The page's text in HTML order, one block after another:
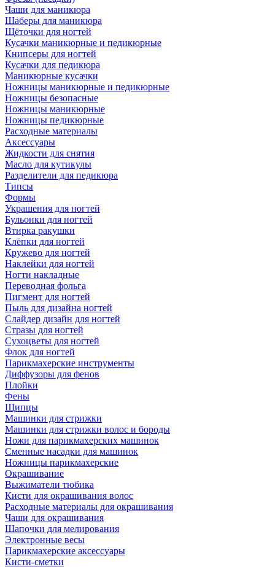
Чаши для маникюра
Шаберы для маникюра
Щёточки для ногтей
Кусачки маникюрные и педикюрные
Книпсеры для ногтей
Кусачки для педикюра
Маникюрные кусачки
Ножницы маникюрные и педикюрные
Ножницы безопасные
Ножницы маникюрные
Ножницы педикюрные
Расходные материалы
Аксессуары
Жидкости для снятия
Масло для кутикулы
Разделители для педикюра
Типсы
Формы
Украшения для ногтей
Бульонки для ногтей
Втирка ракушки
Клёпки для ногтей
Кружево для ногтей
Наклейки для ногтей
Ногти накладные
Переводная фольга
Пигмент для ногтей
Пыль для дизайна ногтей
Слайдер дизайн для ногтей
Стразы для ногтей
Сухоцветы для ногтей
Флок для ногтей
Парикмахерские инструменты
Диффузоры для фенов
Плойки
Фены
Щипцы
Машинки для стрижки
Машинки для стрижки волос и бороды
Ножи для парикмахерских машинок
Сменные насадки для машинок
Ножницы парикмахерские
Окрашивание
Выжиматели тюбика
Кисти для окрашивания волос
Расходные материалы для окрашивания
Чаши для окрашивания
Шапочки для мелирования
Электронные весы
Парикмахерские аксессуары
Кисти-сметки